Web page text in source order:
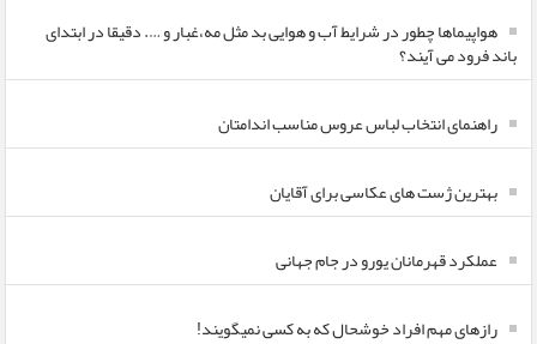
هواپیماها چطور در شرایط آب و هوایی بد مثل مه،غبار و …. دقیقا در ابتدای
باند فرود می آیند؟
راهنمای انتخاب لباس عروس مناسب اندامتان
بهترین ژست های عکاسی برای آقایان
عملکرد قهرمانان یورو در جام جهانی
رازهای مهم افراد خوشحال که به کسی نمیگویند!